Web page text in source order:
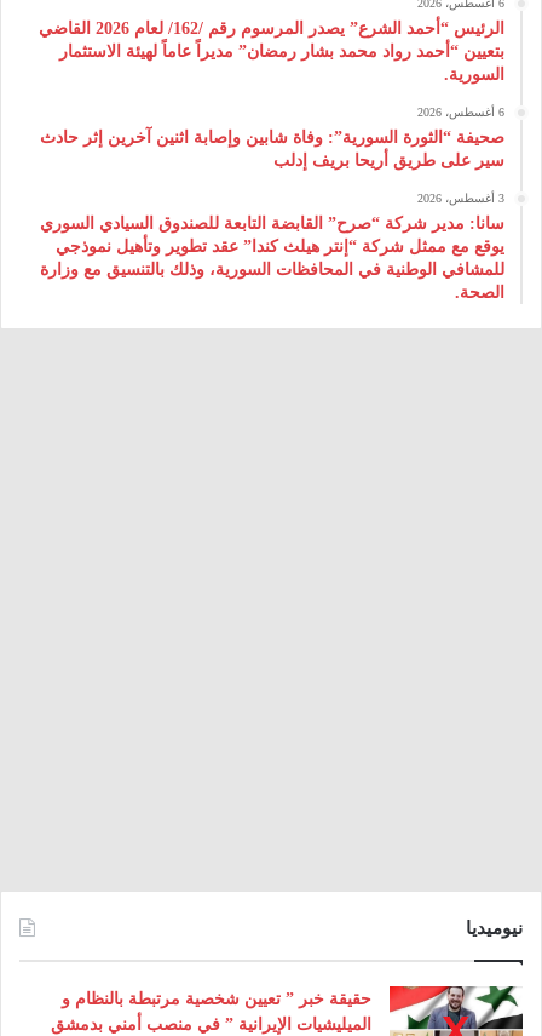
6 أغسطس، 2026
الرئيس “أحمد الشرع” يصدر المرسوم رقم /162/ لعام 2026 ‌القاضي
بتعيين “أحمد رواد محمد بشار رمضان” مديراً عاماً لهيئة ‌الاستثمار
السورية.
6 أغسطس، 2026
صحيفة “الثورة السورية”: وفاة شابين وإصابة اثنين آخرين إثر حادث
سير على طريق أريحا بريف إدلب
3 أغسطس، 2026
سانا: مدير شركة “صرح” القابضة التابعة للصندوق السيادي السوري
يوقع مع ممثل شركة “إنتر هيلث كندا” عقد تطوير وتأهيل نموذجي
للمشافي الوطنية في المحافظات السورية، وذلك بالتنسيق مع وزارة
الصحة.
نيوميديا
حقيقة خبر ” تعيين شخصية مرتبطة بالنظام و
الميليشيات الإيرانية ” في منصب أمني بدمشق